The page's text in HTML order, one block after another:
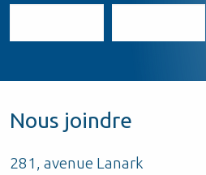
Nous joindre
281, avenue Lanark